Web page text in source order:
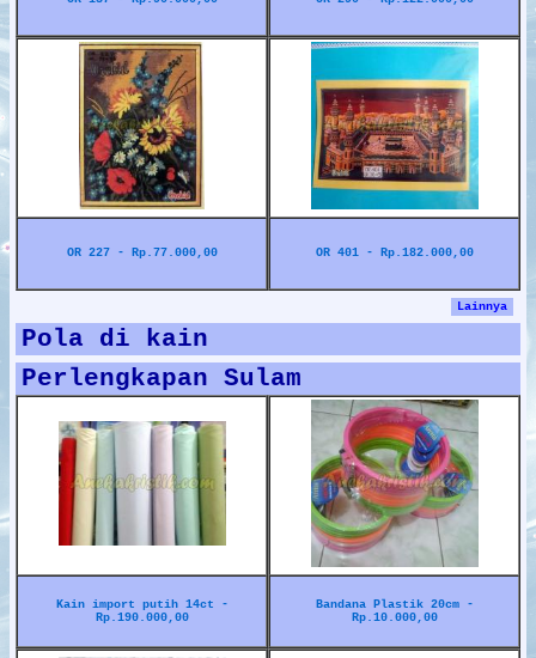
OR 227 - Rp.77.000,00 OR 401 - Rp.182.000,00
Lainnya
Pola di kain
Perlengkapan Sulam
Kain import putih 14ct -
Rp.190.000,00
Bandana Plastik 20cm -
Rp.10.000,00